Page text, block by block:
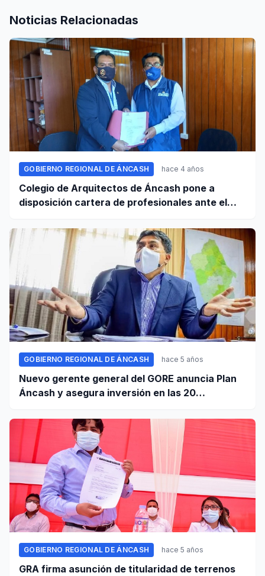
Noticias Relacionadas
GOBIERNO REGIONAL DE ÁNCASH hace 4 años
Colegio de Arquitectos de Áncash pone a
disposición cartera de profesionales ante el
GOBIERNO REGIONAL DE ÁNCASH hace 5 años
Nuevo gerente general del GORE anuncia Plan
Áncash y asegura inversión en las 20
GOBIERNO REGIONAL DE ÁNCASH hace 5 años
GRA firma asunción de titularidad de terrenos